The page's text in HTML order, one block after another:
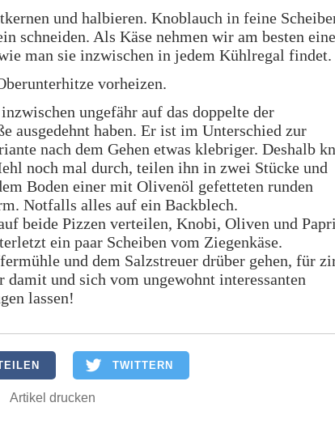
und halbieren. Knoblauch in feine
schneiden. Als Käse nehmen wir am besten eine
man sie inzwischen in jedem Kühlregal findet.
vorheizen.
ungefähr auf das doppelte der
ausgedehnt haben. Er ist im Unterschied zur
nach dem Gehen etwas klebriger. Deshalb
noch mal durch, teilen ihn in zwei Stücke und
Boden einer mit Olivenöl gefetteten runden
Notfalls alles auf ein Backblech.
beide Pizzen verteilen, Knobi, Oliven und
ein paar Scheiben vom Ziegenkäse.
und dem Salzstreuer drüber gehen, für
damit und sich vom ungewohnt interessanten
lassen!
TWITTERN
Artikel drucken